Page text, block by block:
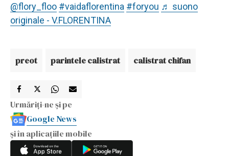
@flory_floo #vaidaflorentina #foryou ♬ suono
originale - V.FLORENTINA
preot parintele calistrat calistrat chifan
Urmăriți-ne și pe
Google News
și în aplicațiile mobile